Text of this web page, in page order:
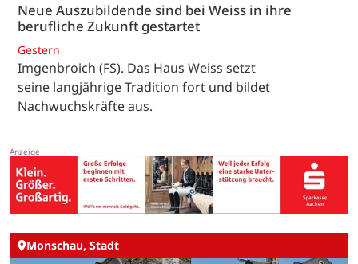
Neue Auszubildende sind bei Weiss in ihre
berufliche Zukunft gestartet
Gestern
Imgenbroich (FS). Das Haus Weiss setzt
seine langjährige Tradition fort und bildet
Nachwuchskräfte aus.
Monschau, Stadt